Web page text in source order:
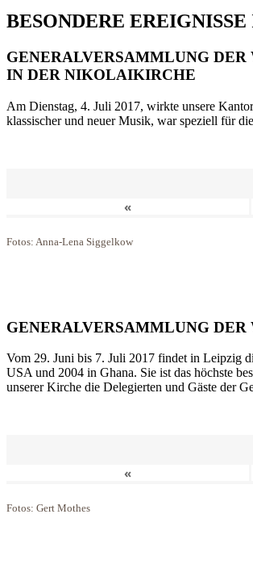
BESONDERE
GENERALVERSAMMLUNG
IN DER NIKOLAIKIRCHE
Am Dienstag, 4. Juli 2017, wirkte unsere
klassischer und neuer Musik, war speziell für
«
Fotos: Anna-Lena Siggelkow
GENERALVERSAMMLUNG
Vom 29. Juni bis 7. Juli 2017 findet in Leipzig
USA und 2004 in Ghana. Sie ist das höchste
unserer Kirche die Delegierten und Gäste der
«
Fotos: Gert Mothes